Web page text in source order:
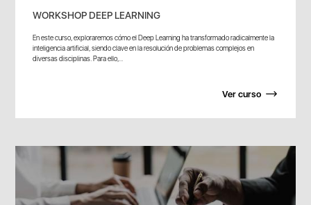
WORKSHOP DEEP LEARNING
En este curso, exploraremos cómo el Deep Learning ha transformado radicalmente la
inteligencia artificial, siendo clave en la resolución de problemas complejos en
diversas disciplinas. Para ello,...
Ver curso